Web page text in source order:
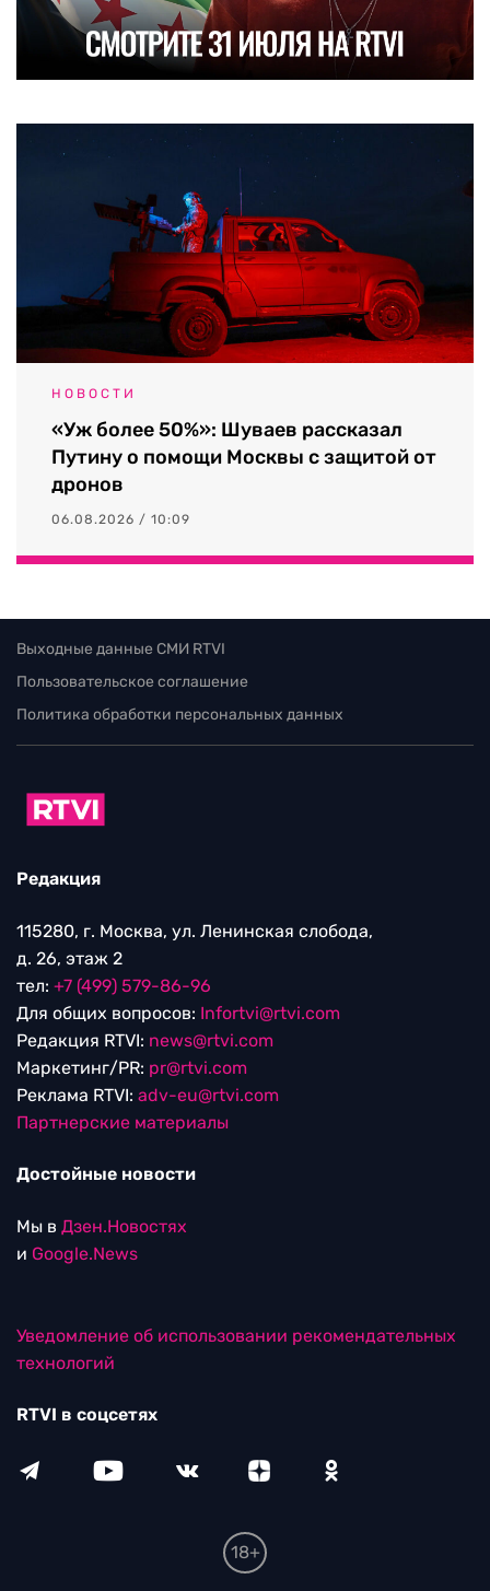
НОВОСТИ
«Уж более 50%»: Шуваев рассказал
Путину о помощи Москвы с защитой от
дронов
06.08.2026 / 10:09
Выходные данные СМИ RTVI
Пользовательское соглашение
Политика обработки персональных данных
Редакция
115280, г. Москва, ул. Ленинская слобода,
д. 26, этаж 2
тел: +7 (499) 579-86-96
Для общих вопросов: Infortvi@rtvi.com
Редакция RTVI: news@rtvi.com
Маркетинг/PR: pr@rtvi.com
Реклама RTVI: adv-eu@rtvi.com
Партнерские материалы
Достойные новости
Мы в Дзен.Новостях
и Google.News
Уведомление об использовании рекомендательных
технологий
RTVI в соцсетях
18+